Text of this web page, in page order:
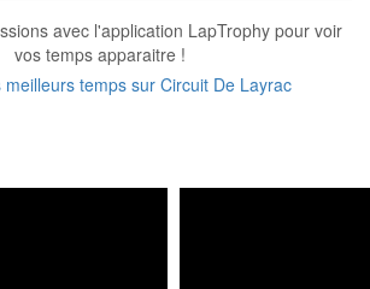
avec l'application LapTrophy pour voir
vos temps apparaitre !
meilleurs temps sur Circuit De Layrac